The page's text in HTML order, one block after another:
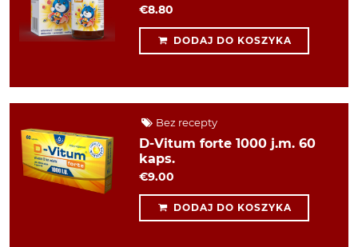
€8.80
DODAJ DO KOSZYKA
Bez recepty
D-Vitum forte 1000 j.m. 60
kaps.
€9.00
DODAJ DO KOSZYKA